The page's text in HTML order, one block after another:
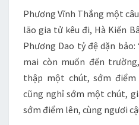
Phương Vĩnh Thắng một
lão gia tử kêu đi, Hà Kiến
Phương Dao tỷ đệ dặn
mai còn muốn đến
thập một chút, sớm điểm
cũng nghỉ sớm một chút,
sớm điểm lên, cùng ngươi